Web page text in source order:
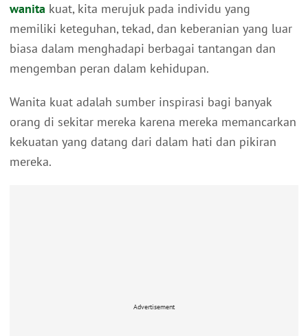
wanita kuat, kita merujuk pada individu yang
memiliki keteguhan, tekad, dan keberanian yang luar
biasa dalam menghadapi berbagai tantangan dan
mengemban peran dalam kehidupan.
Wanita kuat adalah sumber inspirasi bagi banyak
orang di sekitar mereka karena mereka memancarkan
kekuatan yang datang dari dalam hati dan pikiran
mereka.
Advertisement